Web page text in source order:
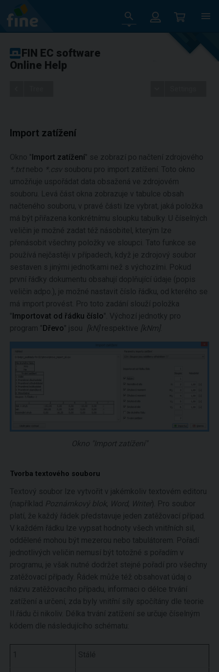
FIN EC software
Online Help
Import zatížení
Okno "Import zatížení" se zobrazí po načtení zdrojového
*.txt nebo *.csv souboru pro import zatížení. Toto okno
umožňuje uspořádat data obsažená ve zdrojovém
souboru. Levá část okna zobrazuje v tabulce obsah
načteného souboru, v pravé části lze vybrat, jaká položka
má být přiřazena konkrétnímu sloupku tabulky. U číselných
veličin je možné zadat též násobitel, kterým lze
přenásobit všechny položky ve sloupci. Tato funkce se
používá nejčastěji v případech, když je zdrojový soubor
sestaven s jinými jednotkami než s výchozími. Pokud
první řádky dokumentu obsahují doplňující údaje (popis
veličin adpo.), je možné nastavit číslo řádku, od kterého se
má import provést. Pro toto zadání slouží položka
"Importovat od řádku číslo". Výchozí jednotky pro
program "Dřevo" jsou [kN]respektive [kNm].
Okno "Import zatížení"
Tvorba textového souboru
Textový soubor lze vytvořit v jakémkoliv textovém editoru
(například Poznámkový blok, Word, Writer). Pro soubor
platí, že každý řádek představuje jeden zatěžovací případ.
V každém řádku lze vypsat hodnoty všech vnitřních sil,
oddělené mohou být mezerou nebo tabulátorem. Pořadí
jednotlivých veličin nemusí být totožné s pořadím v
programu, je však nutné dodržet stejné pořadí pro všechny
zatěžovací případy. Řádek může též obsahovat údaj o
názvu zatěžovacího případu, informaci o délce trvání
zatížení a určení, zda byly vnitřní síly spočítány dle teorie
II.řádu či nikoliv. Délka trvání zatížení se určuje číselným
kódem dle následujícího schématu:
1 Stálé